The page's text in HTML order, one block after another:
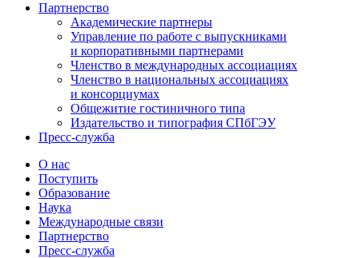
Партнерство
Академические партнеры
Управление по работе с выпускниками
и корпоративными партнерами
Членство в международных ассоциациях
Членство в национальных ассоциациях
и консорциумах
Общежитие гостиничного типа
Издательство и типография СПбГЭУ
Пресс-служба
О нас
Поступить
Образование
Наука
Международные связи
Партнерство
Пресс-служба